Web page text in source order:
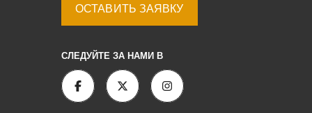
ОСТАВИТЬ ЗАЯВКУ
СЛЕДУЙТЕ ЗА НАМИ В